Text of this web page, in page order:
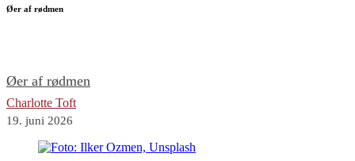
Øer af rødmen
Øer af rødmen
Charlotte Toft
19. juni 2026